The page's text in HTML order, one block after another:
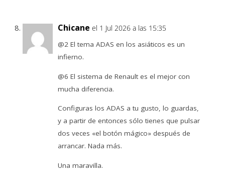
Chicane el 1 Jul 2026 a las 15:35
@2 El tema ADAS en los asiáticos es un
infierno.
@6 El sistema de Renault es el mejor con
mucha diferencia.
Configuras los ADAS a tu gusto, lo guardas,
y a partir de entonces sólo tienes que pulsar
dos veces «el botón mágico» después de
arrancar. Nada más.
Una maravilla.